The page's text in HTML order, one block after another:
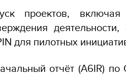
проектов,
для пилотных
отчёт (A6IR)